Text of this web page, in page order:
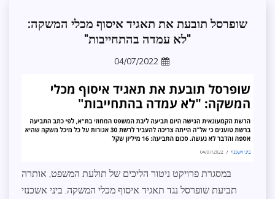
חדשות
תולעת
שופרסל תובעת את תאגיד איסוף מכלי המשקה:
"לא עמדה בהתחייבות"
04/07/2022
במסגרת פרויקט ניטור הליכים של תולעת המשפט, אותרה
תביעת שופרסל נגד תאגיד איסוף מכלי המשקה. ביני אשכנזי